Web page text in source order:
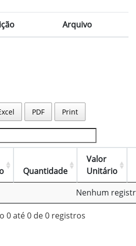
Arquivo
PDF Print
Quantidade
Valor
Unitário
Nenhum
0 até 0 de 0 registros